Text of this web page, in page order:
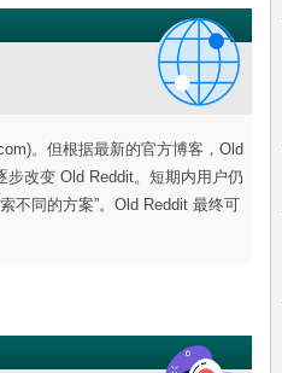
。但根据最新的官方博客，Old
改变 Old Reddit。短期内用户仍
不同的方案”。Old Reddit 最终可